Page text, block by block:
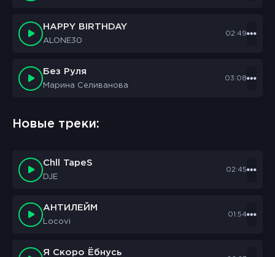
HAPPY BIRTHDAY
ALONE30
02:49
Без Руля
Марина Селиванова
03:08
Новые треки:
Chll TapeS
DJE
02:45
АНТИЛЕЙМ
Locovi
01:54
Я Скоро Ёбнусь